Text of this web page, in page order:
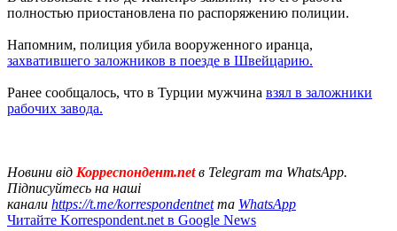
полностью приостановлена по распоряжению полиции.
Напомним, полиция убила вооруженного иранца,
захватившего заложников в поезде в Швейцарию.
Ранее сообщалось, что в Турции мужчина взял в заложники
рабочих завода.
Новини від Корреспондент.netв Telegram та WhatsApp.
Підписуйтесь на наші
канали https://t.me/korrespondentnetта WhatsApp
Читайте Korrespondent.net в Google News